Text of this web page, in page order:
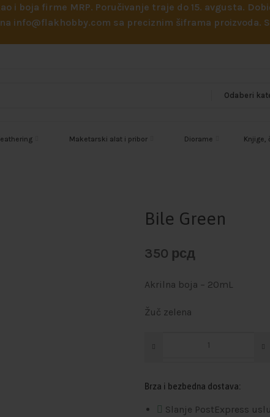
i boja firme MRP. Poručivanje traje do 15. avgusta.
info@flakhobby.com sa preciznim šiframa proizvoda.
Maketarski alat i pribor Diorame Knjige,
Bile Green
350 рсд
Akrilna boja – 20mL
Žuč zelena
Brza i bezbedna dostava:
Slanje PostExpress